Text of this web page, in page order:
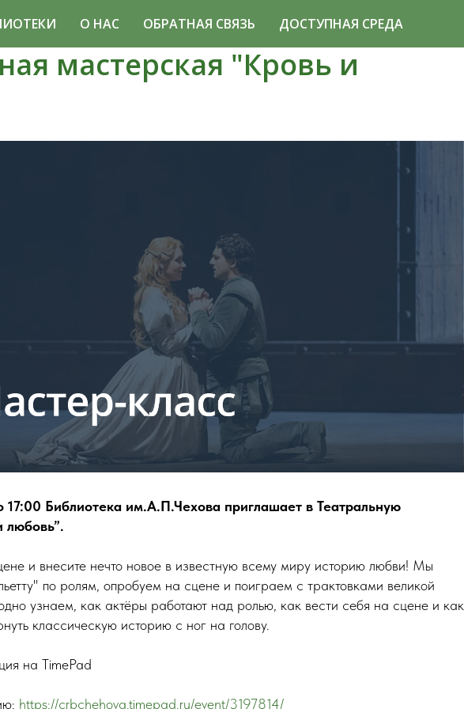
О НАС ОБРАТНАЯ СВЯЗЬ ДОСТУПНАЯ СРЕДА
мастерская "Кровь и
17:00 Библиотека им.А.П.Чехова приглашает в Театральную
любовь”.
и внесите нечто новое в известную всему миру историю любви! Мы
по ролям, опробуем на сцене и поиграем с трактовками великой
узнаем, как актёры работают над ролью, как вести себя на сцене и как
классическую историю с ног на голову.
на TimePad
https://crbchehova.timepad.ru/event/3197814/